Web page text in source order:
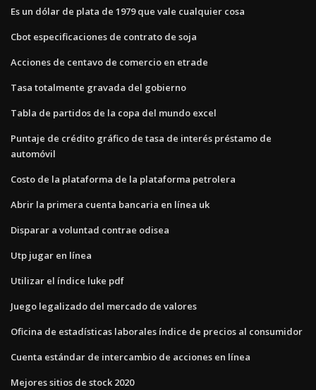
Es un dólar de plata de 1979 que vale cualquier cosa
Cbot especificaciones de contrato de soja
Acciones de centavo de comercio en etrade
Tasa totalmente gravada del gobierno
Tabla de partidos de la copa del mundo excel
Puntaje de crédito gráfico de tasa de interés préstamo de
automóvil
Costo de la plataforma de la plataforma petrolera
Abrir la primera cuenta bancaria en línea uk
Disparar a voluntad contrae odisea
Utp jugar en línea
Utilizar el índice luke pdf
Juego legalizado del mercado de valores
Oficina de estadísticas laborales índice de precios al consumidor
Cuenta estándar de intercambio de acciones en línea
Mejores sitios de stock 2020